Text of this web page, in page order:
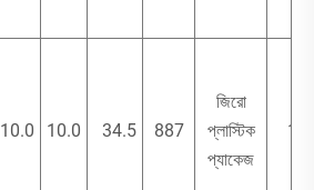
10.0 10.0 34.5 887
জিরো
প্লাস্টিক
প্যাকেজ
1